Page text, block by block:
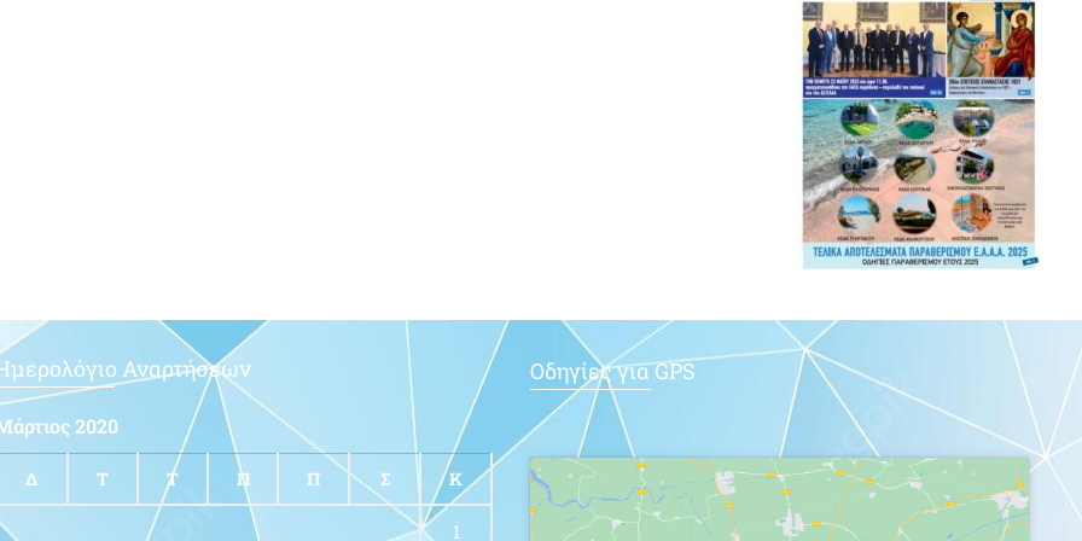
Αναρτήσεων
2020
Δ Τ Τ Π Π Σ Κ
1
Οδηγίες για GPS